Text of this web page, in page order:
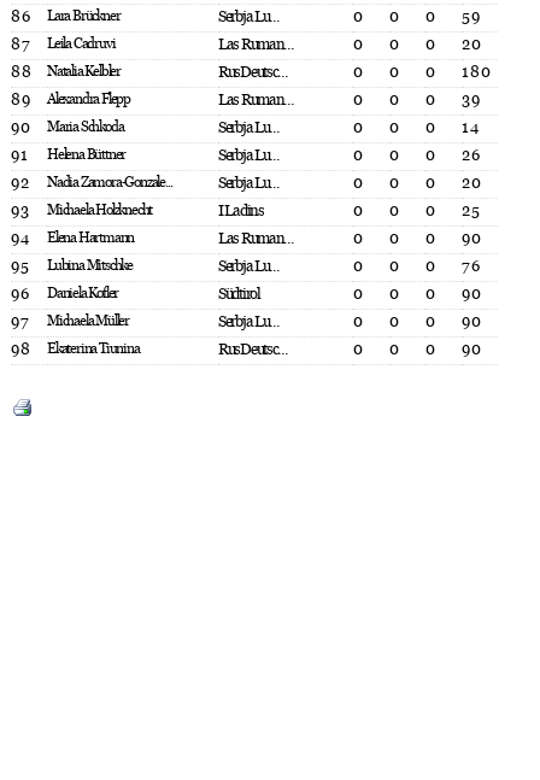
86
Lara Brückner Serbja Lu... 0 0 0
59
87
Leila Cadruvi Las Ruman... 0 0 0
20
88
Natalia Kelbler RusDeutsc... 0 0 0
180
89
Alexandra Flepp Las Ruman... 0 0 0
39
90
Maria Schkoda Serbja Lu... 0 0 0
14
91
Helena Büttner Serbja Lu... 0 0 0
26
92
Nadia Zamora-Gonzale... Serbja Lu... 0 0 0
20
93
Michaela Holzknecht I Ladins 0 0 0
25
94
Elena Hartmann Las Ruman... 0 0 0
90
95
Lubina Mitschke Serbja Lu... 0 0 0
76
96
Daniela Kofler Südtirol 0 0 0
90
97
Michaela Müller Serbja Lu... 0 0 0
90
98
Ekaterina Tiunina RusDeutsc... 0 0 0 90